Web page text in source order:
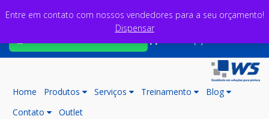
Home Produtos Serviços Treinamento
Blog
Contato
Outlet
Entre em contato com nossos vendedores para a seu orçamento!
Dispensar